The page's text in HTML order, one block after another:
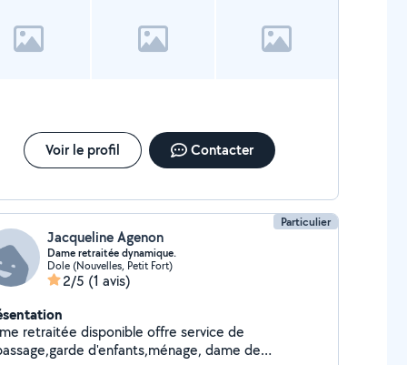
Voir le profil Contacter
Particulier
Jacqueline Agenon
Dame retraitée dynamique.
Dole (Nouvelles, Petit Fort)
2/5 (1 avis)
retraitée disponible offre service de
d'enfants,ménage, dame de